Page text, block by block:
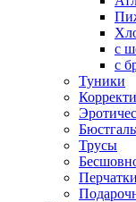
с
с
Туники
Трусы